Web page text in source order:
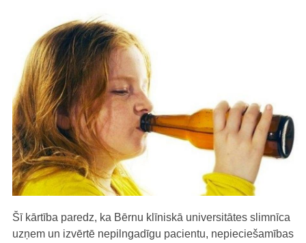
Šī kārtība paredz, ka Bērnu klīniskā universitātes slimnīca
uzņem un izvērtē nepilngadīgu pacientu, nepieciešamības